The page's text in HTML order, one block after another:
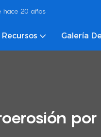
hace 20 años
Recursos Galería